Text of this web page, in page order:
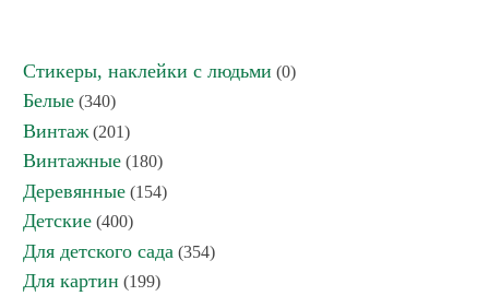
Стикеры, наклейки с людьми (0)
Белые (340)
Винтаж (201)
Винтажные (180)
Деревянные (154)
Детские (400)
Для детского сада (354)
Для картин (199)